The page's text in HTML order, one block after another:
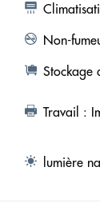
Non-
Stockage
Travail :
lumière